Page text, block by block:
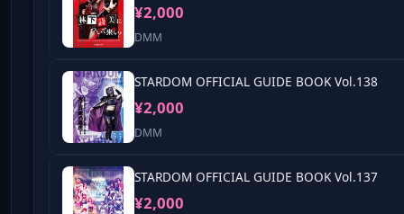
¥2,000
DMM
STARDOM OFFICIAL GUIDE BOOK Vol.138
¥2,000
DMM
STARDOM OFFICIAL GUIDE BOOK Vol.137
¥2,000